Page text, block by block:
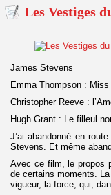
Les Vestiges
James Stevens
Emma Thompson : Miss
Christopher Reeve :
Hugh Grant : Le filleul
J’ai abandonné en
Stevens. Et même
Avec ce film, le propos
de certains moments.
vigueur, la force, qui,